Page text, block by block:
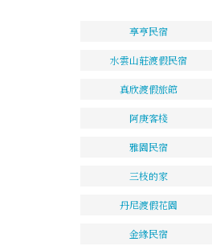
享亨民宿
水雲山莊渡假民宿
真欣渡假旅館
阿庚客棧
雅園民宿
三枝的家
丹尼渡假花園
金緣民宿